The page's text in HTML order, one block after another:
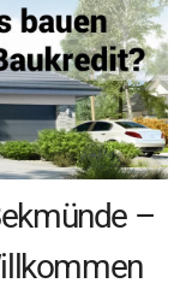
–